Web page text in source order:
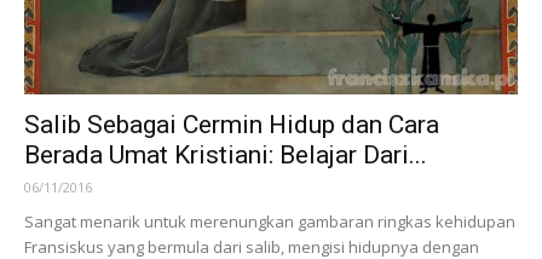
Salib Sebagai Cermin Hidup dan Cara
Berada Umat Kristiani: Belajar Dari...
06/11/2016
Sangat menarik untuk merenungkan gambaran ringkas kehidupan
Fransiskus yang bermula dari salib, mengisi hidupnya dengan